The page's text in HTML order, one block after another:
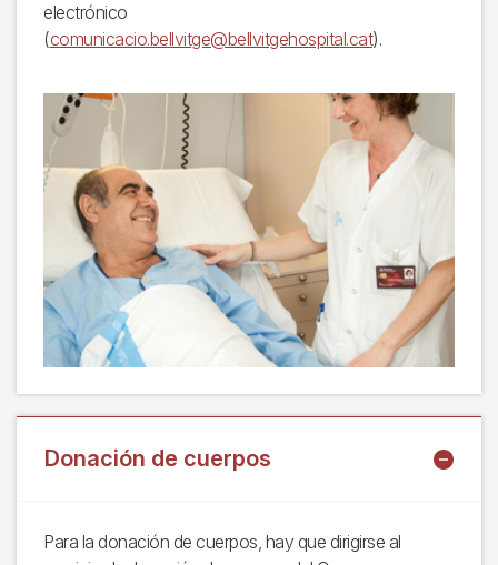
electrónico
(comunicacio.bellvitge@bellvitgehospital.cat).
Donación de cuerpos
Para la donación de cuerpos, hay que dirigirse al